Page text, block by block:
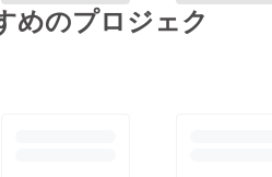
めのプロジェク